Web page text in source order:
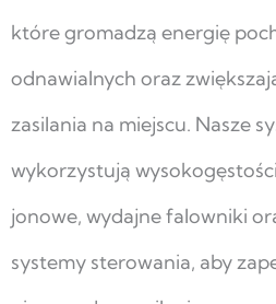
które gromadzą energię
odnawialnych oraz
zasilania na miejscu. Nasze
wykorzystują
jonowe, wydajne falowniki
systemy sterowania, aby